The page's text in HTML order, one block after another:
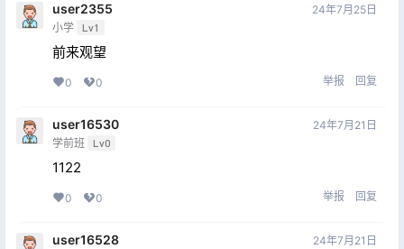
user2355
小学 Lv1
24年7月25日
前来观望
0 0 举报 回复
user16530
学前班 Lv0
24年7月21日
1122
0 0 举报 回复
user16528 24年7月21日